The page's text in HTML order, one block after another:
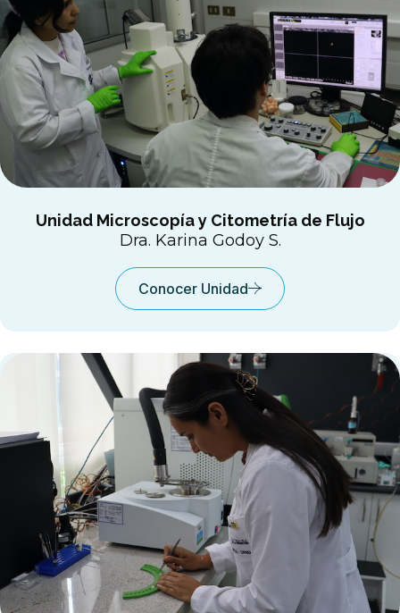
Unidad Microscopía y Citometría de Flujo
Dra. Karina Godoy S.
Conocer Unidad